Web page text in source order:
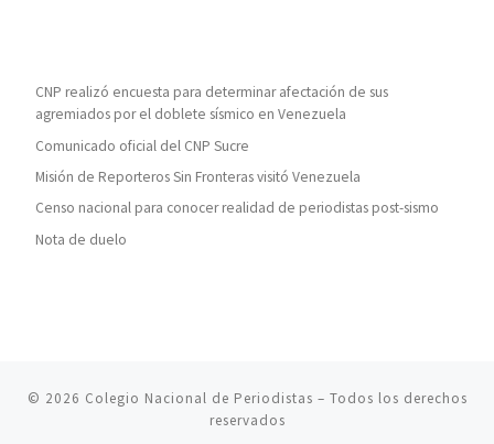
CNP realizó encuesta para determinar afectación de sus
agremiados por el doblete sísmico en Venezuela
Comunicado oficial del CNP Sucre
Misión de Reporteros Sin Fronteras visitó Venezuela
Censo nacional para conocer realidad de periodistas post-sismo
Nota de duelo
© 2026 Colegio Nacional de Periodistas – Todos los derechos
reservados